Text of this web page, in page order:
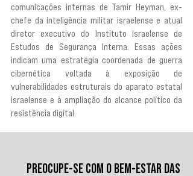
comunicações internas de Tamir Heyman, ex-
chefe da inteligência militar israelense e atual
diretor executivo do Instituto Israelense de
Estudos de Segurança Interna. Essas ações
indicam uma estratégia coordenada de guerra
cibernética voltada à exposição de
vulnerabilidades estruturais do aparato estatal
israelense e à ampliação do alcance político da
resistência digital.
PREOCUPE-SE COM O BEM-ESTAR DAS